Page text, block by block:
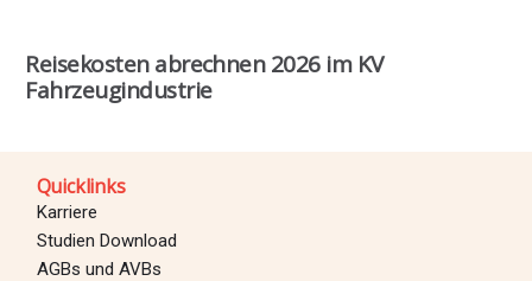
Reisekosten abrechnen 2026 im KV
Fahrzeugindustrie
Quicklinks
Karriere
Studien Download
AGBs und AVBs